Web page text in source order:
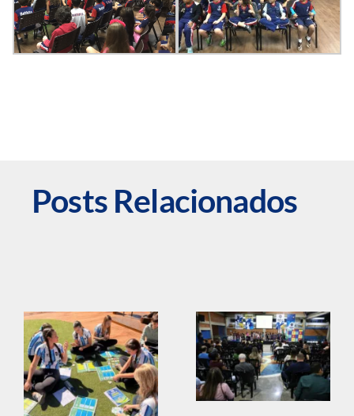
Posts Relacionados